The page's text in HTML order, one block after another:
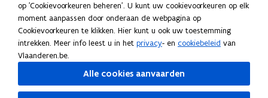
Tips voor duidelijke taal
Bekijk ook
Spellingtests
Boek- en webwijzer
op 'Cookievoorkeuren beheren'. U kunt uw cookievoorkeuren op elk
moment aanpassen door onderaan de webpagina op
Cookievoorkeuren te klikken. Hier kunt u ook uw toestemming
intrekken. Meer info leest u in het privacy- en cookiebeleid van
Vlaanderen.be.
Alle cookies aanvaarden